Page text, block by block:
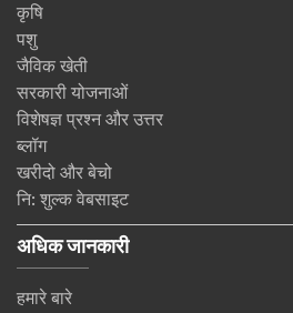
कृषि
पशु
जैविक खेती
सरकारी योजनाओं
विशेषज्ञ प्रश्न और उत्तर
ब्लॉग
खरीदो और बेचो
नि: शुल्क वेबसाइट
अधिक जानकारी
हमारे बारे